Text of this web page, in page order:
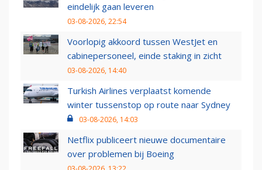
eindelijk gaan leveren
03-08-2026, 22:54
Voorlopig akkoord tussen WestJet en
cabinepersoneel, einde staking in zicht
03-08-2026, 14:40
Turkish Airlines verplaatst komende
winter tussenstop op route naar Sydney
03-08-2026, 14:03
Netflix publiceert nieuwe documentaire
over problemen bij Boeing